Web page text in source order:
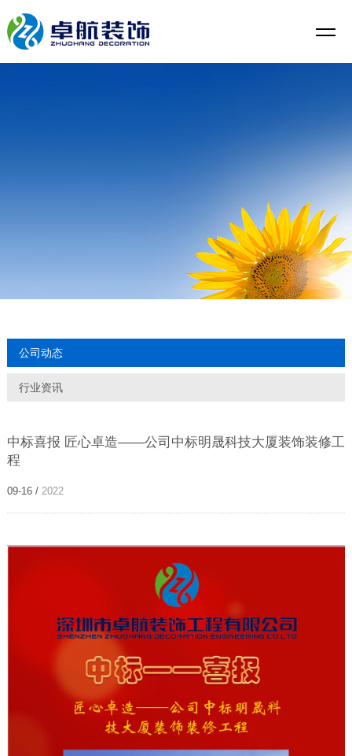
公司动态
行业资讯
中标喜报 匠心卓造——公司中标明晟科技大厦装饰装修工
程
09-16 / 2022